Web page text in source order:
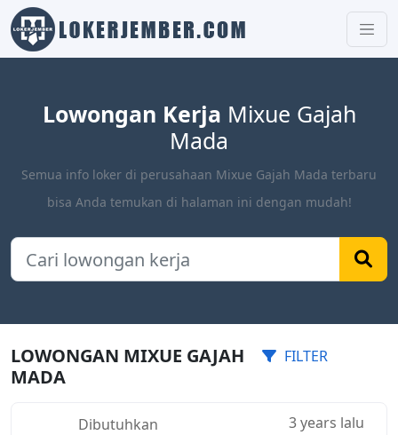
Lowongan Kerja Mixue Gajah
Mada
Semua info loker di perusahaan Mixue Gajah Mada terbaru
bisa Anda temukan di halaman ini dengan mudah!
LOWONGAN MIXUE GAJAH
MADA
FILTER
Dibutuhkan 3 years lalu